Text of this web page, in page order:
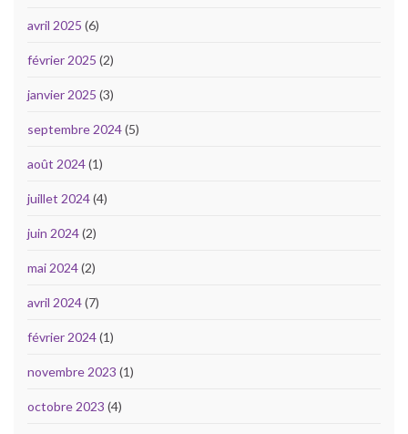
avril 2025 (6)
février 2025 (2)
janvier 2025 (3)
septembre 2024(5)
août 2024(1)
juillet 2024(4)
juin 2024(2)
mai 2024(2)
avril 2024(7)
février 2024(1)
novembre 2023 (1)
octobre 2023 (4)